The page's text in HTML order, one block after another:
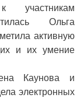
Ольга
активную
и их умение
Каунова и
электронных